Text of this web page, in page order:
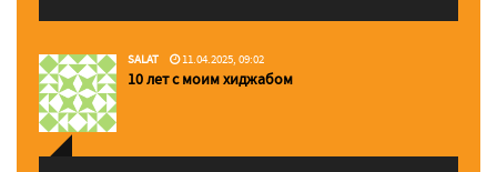
SALAT 11.04.2025, 09:02
10 лет с моим хиджабом